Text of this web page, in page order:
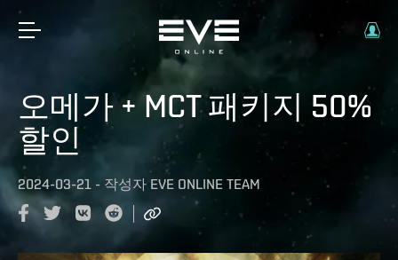
오메가 + MCT 패키지 50%
할인
2024-03-21 - 작성자 EVE ONLINE TEAM